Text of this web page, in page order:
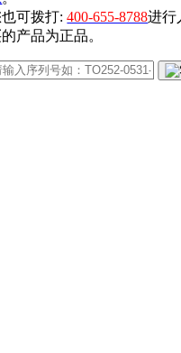
也可拨打:400-655-8788进行
产品为正品。